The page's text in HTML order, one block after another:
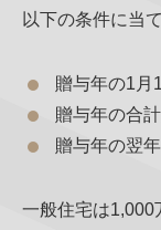
以下の条件に当
贈与年の1月
贈与年の合
贈与年の翌
一般住宅は1,000